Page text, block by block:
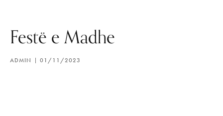
Festë e Madhe
ADMIN 01/11/2023